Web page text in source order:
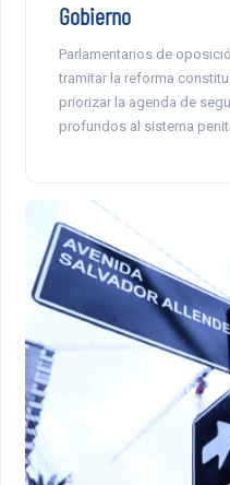
Gobierno
Parlamentarios de
tramitar la reforma
priorizar la agenda de
profundos al sistema